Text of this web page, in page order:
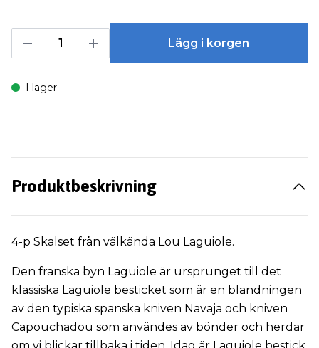
Lägg i korgen
I lager
Produktbeskrivning
4-p Skalset från välkända Lou Laguiole.
Den franska byn Laguiole är ursprunget till det
klassiska Laguiole besticket som är en blandningen
av den typiska spanska kniven Navaja och kniven
Capouchadou som användes av bönder och herdar